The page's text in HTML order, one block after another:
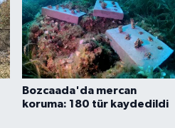
Bozcaada'da mercan
koruma: 180 tür kaydedildi